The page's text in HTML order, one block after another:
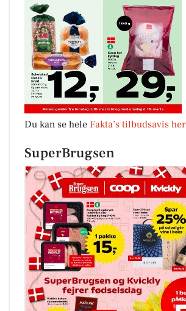
Du kan se hele Fakta’s tilbudsavis her
SuperBrugsen